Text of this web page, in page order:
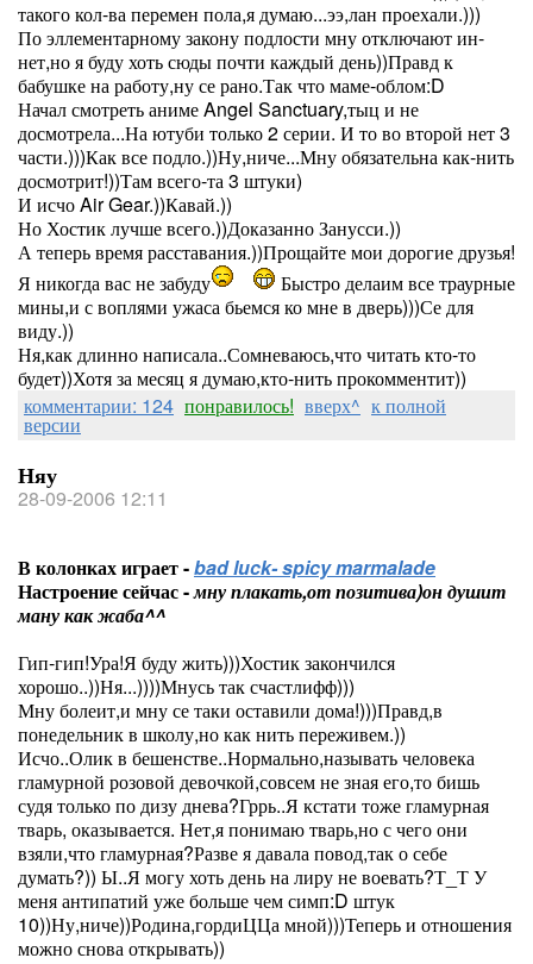
такого кол-ва перемен пола,я думаю...ээ,лан проехали.)))
По эллементарному закону подлости мну отключают ин-
нет,но я буду хоть сюды почти каждый день))Правд к
бабушке на работу,ну се рано.Так что маме-облом:D
Начал смотреть аниме Angel Sanctuary,тыц и не
досмотрела...На ютуби только 2 серии. И то во второй нет 3
части.)))Как все подло.))Ну,ниче...Мну обязательна как-нить
досмотрит!))Там всего-та 3 штуки)
И исчо Air Gear.))Кавай.))
Но Хостик лучше всего.))Доказанно Занусси.))
А теперь время расставания.))Прощайте мои дорогие друзья!
Я никогда вас не забуду
Быстро делаим все траурные
мины,и с воплями ужаса бьемся ко мне в дверь)))Се для
виду.))
Ня,как длинно написала..Сомневаюсь,что читать кто-то
будет))Хотя за месяц я думаю,кто-нить прокомментит))
комментарии: 124 понравилось! вверх^ к полной
версии
Няу
28-09-2006 12:11
В колонках играет -bad luck- spicy marmalade
Настроение сейчас -мну плакать,от позитива)он душит
ману как жаба^^
Гип-гип!Ура!Я буду жить)))Хостик закончился
хорошо..))Ня...))))Мнусь так счастлифф)))
Мну болеит,и мну се таки оставили дома!)))Правд,в
понедельник в школу,но как нить переживем.))
Исчо..Олик в бешенстве..Нормально,называть человека
гламурной розовой девочкой,совсем не зная его,то бишь
судя только по дизу днева?Гррь..Я кстати тоже гламурная
тварь, оказывается. Нет,я понимаю тварь,но с чего они
взяли,что гламурная?Разве я давала повод,так о себе
думать?)) Ы..Я могу хоть день на лиру не воевать?Т_Т У
меня антипатий уже больше чем симп:D штук
10))Ну,ниче))Родина,гордиЦЦа мной)))Теперь и отношения
можно снова открывать))